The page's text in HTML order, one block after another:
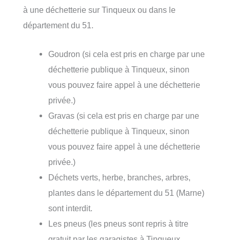
à une déchetterie sur Tinqueux ou dans le
département du 51.
Goudron (si cela est pris en charge par une
déchetterie publique à Tinqueux, sinon
vous pouvez faire appel à une déchetterie
privée.)
Gravas (si cela est pris en charge par une
déchetterie publique à Tinqueux, sinon
vous pouvez faire appel à une déchetterie
privée.)
Déchets verts, herbe, branches, arbres,
plantes dans le département du 51 (Marne)
sont interdit.
Les pneus (les pneus sont repris à titre